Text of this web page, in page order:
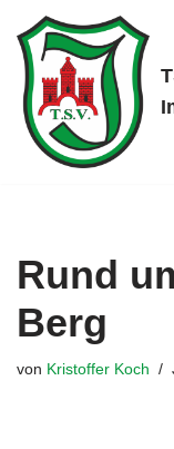
Zum
Inhalt
springen
Rund
Berg
von Kristoffer Koch